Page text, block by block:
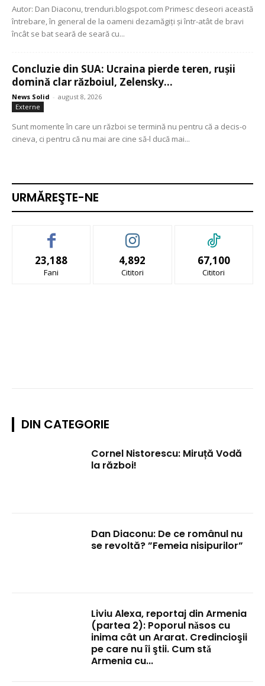
Autor: Dan Diaconu, trenduri.blogspot.com Primesc deseori această
întrebare, în general de la oameni dezamăgiți și într-atât de bravi
încât se bat seară de seară cu...
Concluzie din SUA: Ucraina pierde teren, rușii
domină clar războiul, Zelensky...
News Solid - august 8, 2026
Externe
Sunt momente în care un război se termină nu pentru că a decis-o
cineva, ci pentru că nu mai are cine să-l ducă mai...
URMĂREŞTE-NE
23,188
Fani
4,892
Cititori
67,100
Cititori
DIN CATEGORIE
Cornel Nistorescu: Miruță Vodă
la război!
Dan Diaconu: De ce românul nu
se revoltă? ”Femeia nisipurilor”
Liviu Alexa, reportaj din Armenia
(partea 2): Poporul nǎsos cu
inima cât un Ararat. Credincioşii
pe care nu îi ştii. Cum stǎ
Armenia cu...